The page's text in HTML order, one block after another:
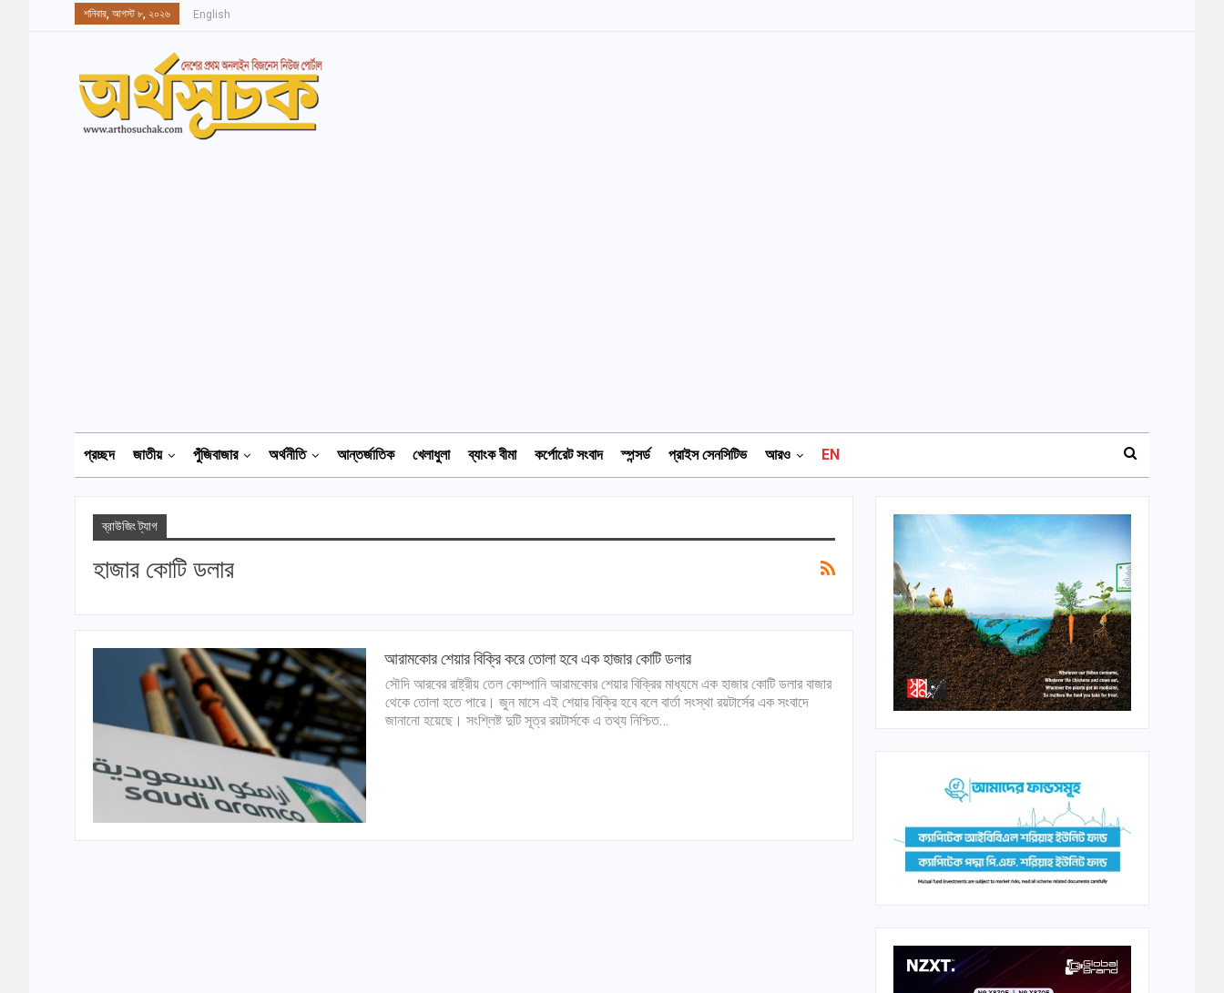
শনিবার, আগস্ট ৮, ২০২৬ English
প্রচ্ছদ জাতীয় পুঁজিবাজার অর্থনীতি আন্তর্জাতিক খেলাধুলা ব্যাংক বীমা কর্পোরেট সংবাদ স্পন্সর্ড প্রাইস সেনসিটিভ আরও EN
ব্রাউজিং ট্যাগ
হাজার কোটি ডলার
আরামকোর শেয়ার বিক্রি করে তোলা হবে এক হাজার কোটি ডলার
সৌদি আরবের রাষ্ট্রীয় তেল কোম্পানি আরামকোর শেয়ার বিক্রির মাধ্যমে এক হাজার কোটি ডলার বাজার
থেকে তোলা হতে পারে। জুন মাসে এই শেয়ার বিক্রি হবে বলে বার্তা সংস্থা রয়টার্সের এক সংবাদে
জানানো হয়েছে। সংশ্লিষ্ট দুটি সূত্র রয়টার্সকে এ তথ্য নিশ্চিত…